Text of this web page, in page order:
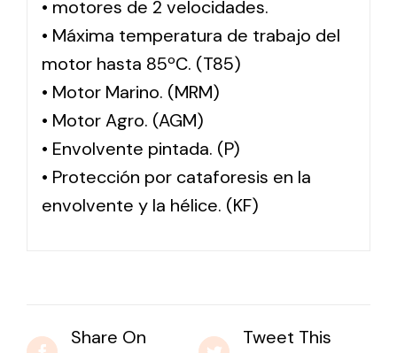
• motores de 2 velocidades.
• Máxima temperatura de trabajo del
motor hasta 85ºC. (T85)
• Motor Marino. (MRM)
• Motor Agro. (AGM)
• Envolvente pintada. (P)
• Protección por cataforesis en la
envolvente y la hélice. (KF)
Share On
Tweet This